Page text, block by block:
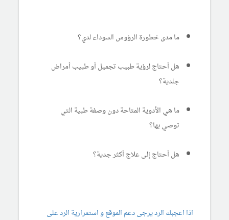
ما مدى خطورة الرؤوس السوداء لدي؟
هل أحتاج لرؤية طبيب تجميل أو طبيب أمراض
جلدية؟
ما هي الأدوية المتاحة دون وصفة طبية التي
توصي بها؟
هل أحتاج إلى علاج أكثر جدية؟
اذا اعجبك الرد يرجى دعم الموقع و استمرارية الرد على